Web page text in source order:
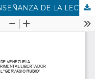
CONSTRUCTOS SOBRE LA ENSEÑANZA DE LA LECTURA DESDE LA PERSPECTIVA DE LOS ELEMENTOS SOCIOCULTURALES DE LOS ACTORES EDUCATIVOS EN EDUCACIÓN PRIMARIA